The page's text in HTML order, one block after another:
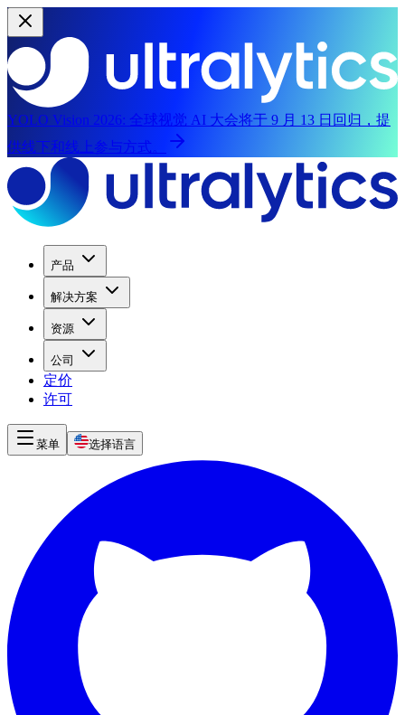
YOLO Vision 2026: 全球视觉 AI 大会将于 9 月 13 日回归，提
供线下和线上参与方式。
产品
解决方案
资源
公司
定价
许可
菜单 选择语言